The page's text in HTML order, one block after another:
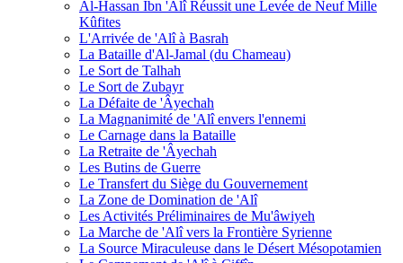
Al-Hassan Ibn 'Alî Réussit une Levée de Neuf Mille
Kûfites
L'Arrivée de 'Alî à Basrah
La Bataille d'Al-Jamal (du Chameau)
Le Sort de Talhah
Le Sort de Zubayr
La Défaite de 'Âyechah
La Magnanimité de 'Alî envers l'ennemi
Le Carnage dans la Bataille
La Retraite de 'Âyechah
Les Butins de Guerre
Le Transfert du Siège du Gouvernement
La Zone de Domination de 'Alî
Les Activités Préliminaires de Mu'âwiyeh
La Marche de 'Alî vers la Frontière Syrienne
La Source Miraculeuse dans le Désert Mésopotamien